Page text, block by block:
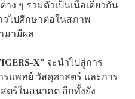
ง ๆ รวมตัวเป็นเนื้อเดียวกัน
วไปศึกษาต่อในสภาพ
มามีผล
X” จะนำไปสู่การ
แพทย์ วัสดุศาสตร์ และการ
ตร์ในอนาคต อีกทั้งยัง